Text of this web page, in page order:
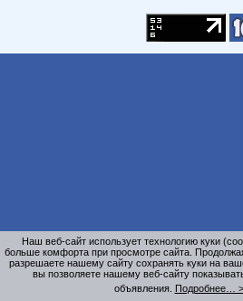
Наш веб-сайт использует технологию куки
больше комфорта при просмотре сайта.
разрешаете нашему сайту сохранять куки на
вы позволяете нашему веб-сайту
объявления. Подробнее…